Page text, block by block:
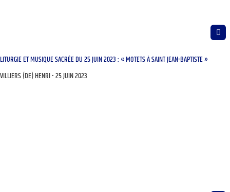
LITURGIE ET MUSIQUE SACRÉE DU 25 JUIN 2023 : « MOTETS À SAINT JEAN-BAPTISTE »
VILLIERS (DE) HENRI 25 JUIN 2023